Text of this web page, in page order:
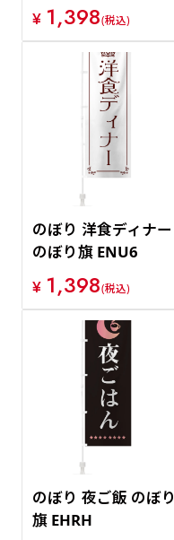
¥ 1,398(税込)
のぼり 洋食ディナー
のぼり旗 ENU6
¥ 1,398(税込)
のぼり 夜ご飯 のぼり
旗 EHRH